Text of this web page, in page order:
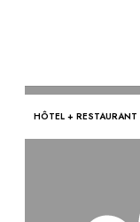
HÔTEL + RESTAURANT